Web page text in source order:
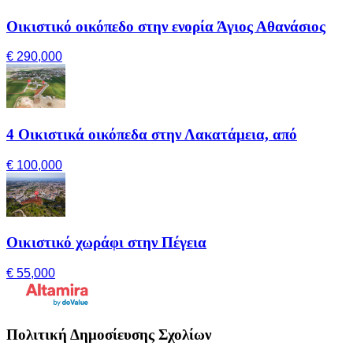
Οικιστικό οικόπεδο στην ενορία Άγιος Αθανάσιος
€ 290,000
4 Οικιστικά οικόπεδα στην Λακατάμεια, από
€ 100,000
Οικιστικό χωράφι στην Πέγεια
€ 55,000
Πολιτική Δημοσίευσης Σχολίων